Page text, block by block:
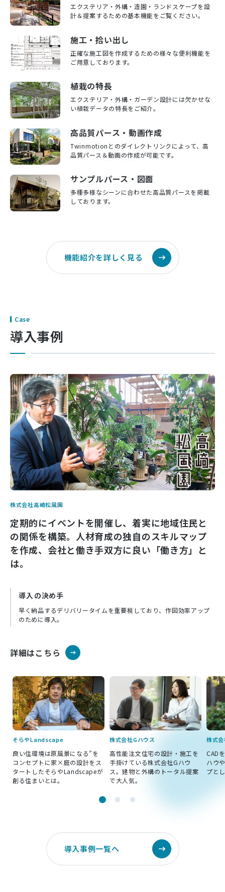
エクステリア・外構・造園・ランドスケープを設
計＆提案するための基本機能をご覧ください。
施工・拾い出し
正確な施工図を作成するための様々な便利機能を
ご用意しております。
植栽の特長
エクステリア・外構・ガーデン設計には欠かせな
い植栽データの特長をご紹介。
高品質パース・動画作成
Twinmotionとのダイレクトリンクによって、高
品質パース＆動画の作成が可能です。
サンプルパース・図面
多種多様なシーンに合わせた高品質パースを掲載
しております。
機能紹介を詳しく見る
Case
導入事例
株式会社高崎松風園
定期的にイベントを開催し、着実に地域住民と
の関係を構築。人材育成の独自のスキルマップ
を作成、会社と働き手双方に良い「働き方」と
は。
導入⁨⁩の決め手
早く納品するデリバリータイムを重要視しており、作図効率アップ
のために導入。
詳細はこちら
そらやLandscape
良い住環境は原風景になる”を
コンセプトに家×庭の設計をス
タートしたそらやLandscapeが
創る住まいとは。
株式会社Gハウス
高性能注文住宅の設計・施工を
手掛けている株式会社Gハウ
ス。建物と外構のトータル提案
で大人気。
株式
CAD
ハウ
プと
導入事例一覧へ